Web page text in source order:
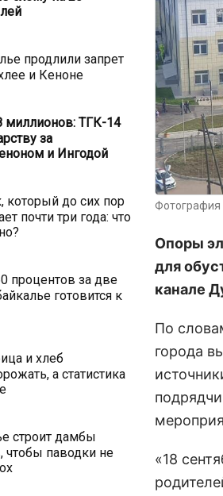
продлили запрет
и Кеноне
миллионов: ТГК-14
за
и Ингодой
который до сих пор
почти три года: что
процентов за две
готовится к
и хлеб
а статистика
строит дамбы
чтобы паводки не
Фотография
Опоры
для
канале
По
города
«18